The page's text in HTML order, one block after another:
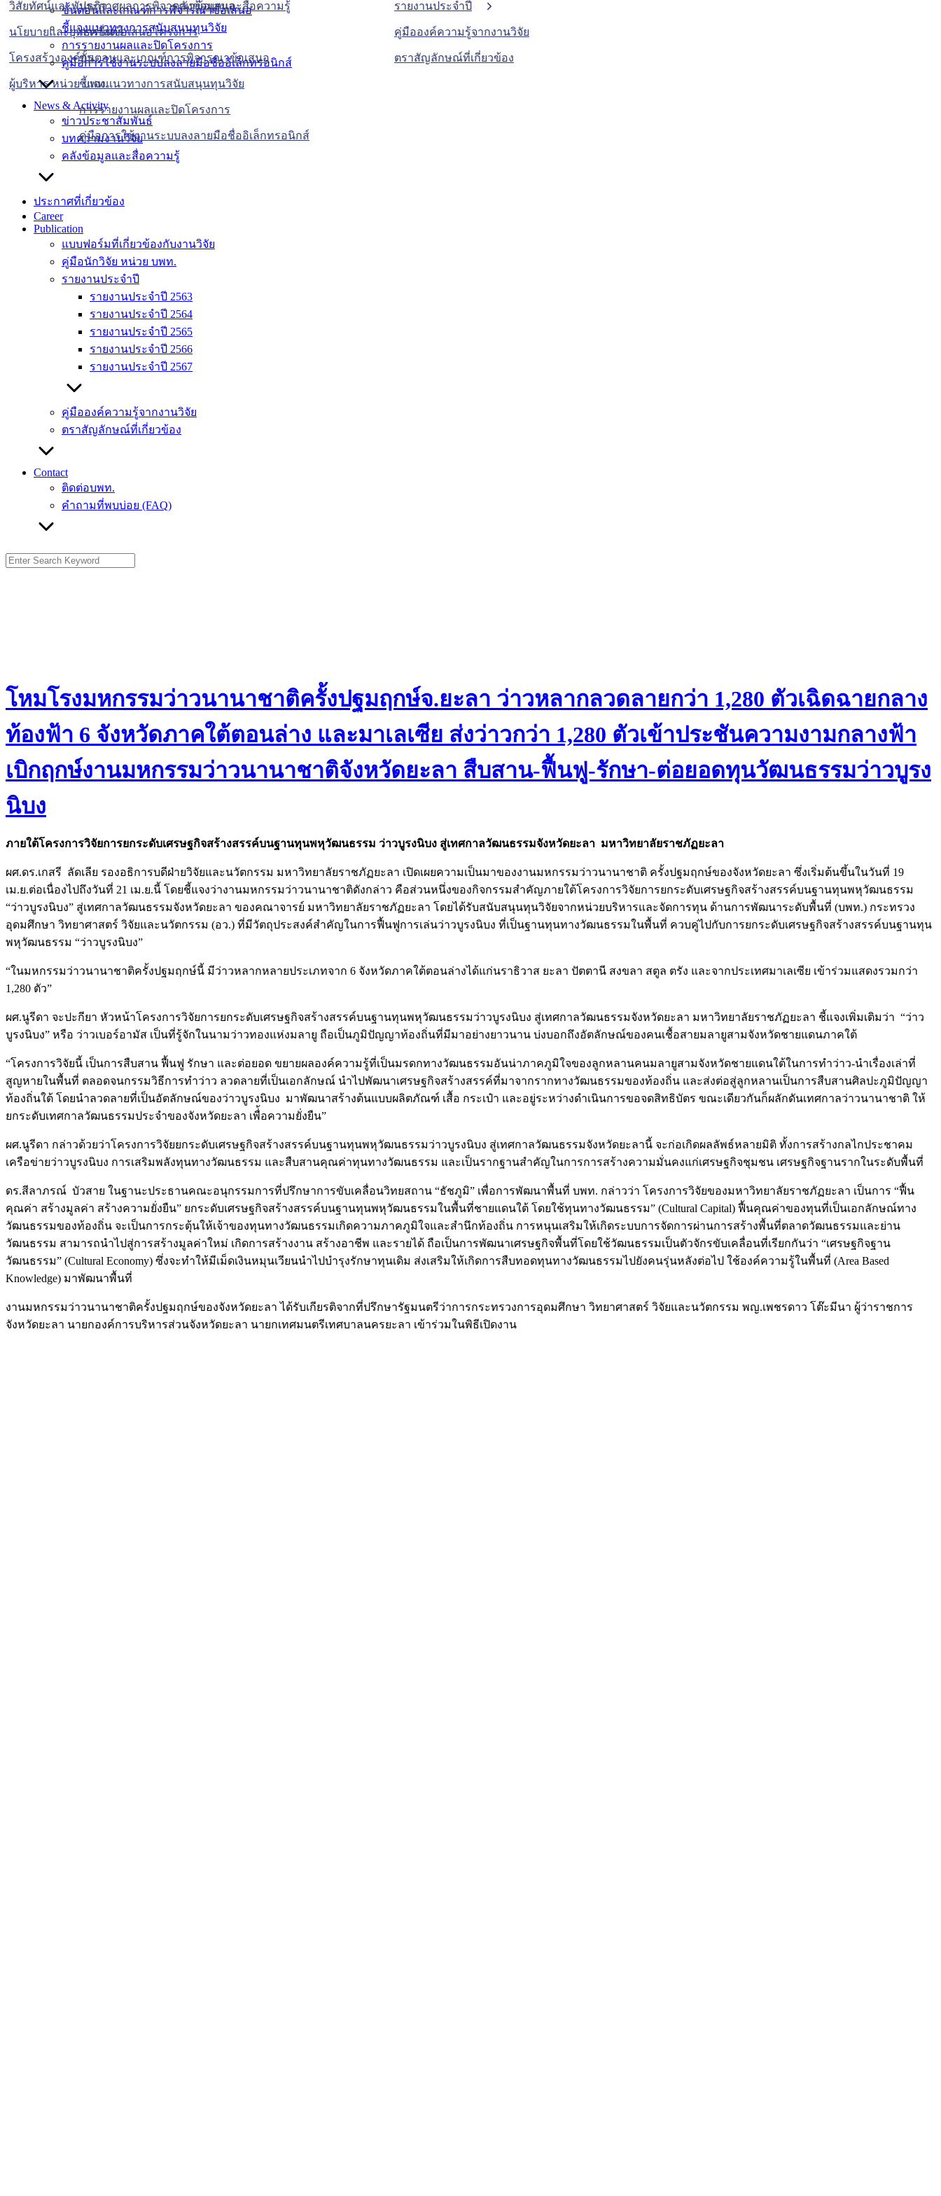
วิสัยทัศน์และพันธกิจ
นโยบายและยุทธศาสตร์
โครงสร้างองค์กร
ผู้บริหาร หน่วย บพท.
ประกาศผลการพิจารณาข้อเสนอ
การยื่นข้อเสนอโครงการ
ขั้นตอนและเกณฑ์การพิจารณาข้อเสนอ
ชี้แจงแนวทางการสนับสนุนทุนวิจัย
การรายงานผลและปิดโครงการ
คู่มือการใช้งานระบบลงลายมือชื่ออิเล็กทรอนิกส์
คลังข้อมูลและสื่อความรู้ รายงานประจำปี
คู่มือองค์ความรู้จากงานวิจัย
ตราสัญลักษณ์ที่เกี่ยวข้อง
ขั้นตอนและเกณฑ์การพิจารณาข้อเสนอ
ชี้แจงแนวทางการสนับสนุนทุนวิจัย
การรายงานผลและปิดโครงการ
คู่มือการใช้งานระบบลงลายมือชื่ออิเล็กทรอนิกส์
News & Activity
ข่าวประชาสัมพันธ์
บทความงานวิจัย
คลังข้อมูลและสื่อความรู้
ประกาศที่เกี่ยวข้อง
Career
Publication
แบบฟอร์มที่เกี่ยวข้องกับงานวิจัย
คู่มือนักวิจัย หน่วย บพท.
รายงานประจำปี
รายงานประจำปี 2563
รายงานประจำปี 2564
รายงานประจำปี 2565
รายงานประจำปี 2566
รายงานประจำปี 2567
คู่มือองค์ความรู้จากงานวิจัย
ตราสัญลักษณ์ที่เกี่ยวข้อง
Contact
ติดต่อบพท.
คำถามที่พบบ่อย (FAQ)
โหมโรงมหกรรมว่าวนานาชาติครั้งปฐมฤกษ์จ.ยะลา ว่าวหลากลวดลายกว่า 1,280 ตัวเฉิดฉายกลาง
ท้องฟ้า 6 จังหวัดภาคใต้ตอนล่าง และมาเลเซีย ส่งว่าวกว่า 1,280 ตัวเข้าประชันความงามกลางฟ้า
เบิกฤกษ์งานมหกรรมว่าวนานาชาติจังหวัดยะลา สืบสาน-ฟื้นฟู-รักษา-ต่อยอดทุนวัฒนธรรมว่าวบูรง
นิบง
ภายใต้โครงการวิจัยการยกระดับเศรษฐกิจสร้างสรรค์บนฐานทุนพหุวัฒนธรรม ว่าวบูรงนิบง สู่เทศกาลวัฒนธรรมจังหวัดยะลา มหาวิทยาลัยราชภัฏยะลา
ผศ.ดร.เกสรี ลัดเลีย รองอธิการบดีฝ่ายวิจัยและนวัตกรรม มหาวิทยาลัยราชภัฏยะลา เปิดเผยความเป็นมาของงานมหกรรมว่าวนานาชาติ ครั้งปฐมฤกษ์ของจังหวัดยะลา ซึ่งเริ่มต้นขึ้นในวันที่ 19
เม.ย.ต่อเนื่องไปถึงวันที่ 21 เม.ย.นี้ โดยชี้แจงว่างานมหกรรมว่าวนานาชาติดังกล่าว คือส่วนหนึ่งของกิจกรรมสำคัญภายใต้โครงการวิจัยการยกระดับเศรษฐกิจสร้างสรรค์บนฐานทุนพหุวัฒนธรรม
“ว่าวบูรงนิบง” สู่เทศกาลวัฒนธรรมจังหวัดยะลา ของคณาจารย์ มหาวิทยาลัยราชภัฏยะลา โดยได้รับสนับสนุนทุนวิจัยจากหน่วยบริหารและจัดการทุน ด้านการพัฒนาระดับพื้นที่ (บพท.) กระทรวง
อุดมศึกษา วิทยาศาสตร์ วิจัยและนวัตกรรม (อว.) ที่มีวัตถุประสงค์สำคัญในการฟื้นฟูการเล่นว่าวบูรงนิบง ที่เป็นฐานทุนทางวัฒนธรรมในพื้นที่ ควบคู่ไปกับการยกระดับเศรษฐกิจสร้างสรรค์บนฐานทุน
พหุวัฒนธรรม “ว่าวบูรงนิบง”
“ในมหกรรมว่าวนานาชาติครั้งปฐมฤกษ์นี้ มีว่าวหลากหลายประเภทจาก 6 จังหวัดภาคใต้ตอนล่างได้แก่นราธิวาส ยะลา ปัตตานี สงขลา สตูล ตรัง และจากประเทศมาเลเซีย เข้าร่วมแสดงรวมกว่า
1,280 ตัว”
ผศ.นูรีดา จะปะกียา หัวหน้าโครงการวิจัยการยกระดับเศรษฐกิจสร้างสรรค์บนฐานทุนพหุวัฒนธรรมว่าวบูรงนิบง สู่เทศกาลวัฒนธรรมจังหวัดยะลา มหาวิทยาลัยราชภัฏยะลา ชี้แจงเพิ่มเติมว่า “ว่าว
บูรงนิบง” หรือ ว่าวเบอร์อามัส เป็นที่รู้จักในนามว่าวทองแห่งมลายู ถือเป็นภูมิปัญญาท้องถิ่นที่มีมาอย่างยาวนาน บ่งบอกถึงอัตลักษณ์ของคนเชื้อสายมลายูสามจังหวัดชายแดนภาคใต้
“โครงการวิจัยนี้ เป็นการสืบสาน ฟื้นฟู รักษา และต่อยอด ขยายผลองค์ความรู้ที่เป็นมรดกทางวัฒนธรรมอันน่าภาคภูมิใจของลูกหลานคนมลายูสามจังหวัดชายแดนใต้ในการทำว่าว-นำเรื่องเล่าที่
สูญหายในพื้นที่ ตลอดจนกรรมวิธีการทำว่าว ลวดลายที่เป็นเอกลักษณ์ นำไปพัฒนาเศรษฐกิจสร้างสรรค์ที่มาจากรากทางวัฒนธรรมของท้องถิ่น และส่งต่อสู่ลูกหลานเป็นการสืบสานศิลปะภูมิปัญญา
ท้องถิ่นใต้ โดยนำลวดลายที่เป็นอัตลักษณ์ของว่าวบูรงนิบง มาพัฒนาสร้างต้นแบบผลิตภัณฑ์ เสื้อ กระเป๋า และอยู่ระหว่างดำเนินการขอจดสิทธิบัตร ขณะเดียวกันก็ผลักดันเทศกาลว่าวนานาชาติ ให้
ยกระดับเทศกาลวัฒนธรรมประจำของจังหวัดยะลา เพื่้อความยั่งยืน”
ผศ.นูรีดา กล่าวด้วยว่าโครงการวิจัยยกระดับเศรษฐกิจสร้างสรรค์บนฐานทุนพหุวัฒนธรรมว่าวบูรงนิบง สู่เทศกาลวัฒนธรรมจังหวัดยะลานี้ จะก่อเกิดผลลัพธ์หลายมิติ ทั้งการสร้างกลไกประชาคม
เครือข่ายว่าวบูรงนิบง การเสริมพลังทุนทางวัฒนธรรม และสืบสานคุณค่าทุนทางวัฒนธรรม และเป็นรากฐานสำคัญในการการสร้างความมั่นคงแก่เศรษฐกิจชุมชน เศรษฐกิจฐานรากในระดับพื้นที่
ดร.สีลาภรณ์ บัวสาย ในฐานะประธานคณะอนุกรรมการที่ปรึกษาการขับเคลื่อนวิทยสถาน “ธัชภูมิ” เพื่อการพัฒนาพื้นที่ บพท. กล่าวว่า โครงการวิจัยของมหาวิทยาลัยราชภัฏยะลา เป็นการ “ฟื้น
คุณค่า สร้างมูลค่า สร้างความยั่งยืน” ยกระดับเศรษฐกิจสร้างสรรค์บนฐานทุนพหุวัฒนธรรมในพื้นที่ชายแดนใต้ โดยใช้ทุนทางวัฒนธรรม” (Cultural Capital) ฟื้นคุณค่าของทุนที่เป็นเอกลักษณ์ทาง
วัฒนธรรมของท้องถิ่น จะเป็นการกระตุ้นให้เจ้าของทุนทางวัฒนธรรมเกิดความภาคภูมิใจและสำนึกท้องถิ่น การหนุนเสริมให้เกิดระบบการจัดการผ่านการสร้างพื้นที่ตลาดวัฒนธรรมและย่าน
วัฒนธรรม สามารถนำไปสู่การสร้างมูลค่าใหม่ เกิดการสร้างงาน สร้างอาชีพ และรายได้ ถือเป็นการพัฒนาเศรษฐกิจพื้นที่โดยใช้วัฒนธรรมเป็นตัวจักรขับเคลื่อนที่เรียกกันว่า “เศรษฐกิจฐาน
วัฒนธรรม” (Cultural Economy) ซึ่งจะทำให้มีเม็ดเงินหมุนเวียนนำไปบำรุงรักษาทุนเดิม ส่งเสริมให้เกิดการสืบทอดทุนทางวัฒนธรรมไปยังคนรุ่นหลังต่อไป ใช้องค์ความรู้ในพื้นที่ (Area Based
Knowledge) มาพัฒนาพื้นที่
งานมหกรรมว่าวนานาชาติครั้งปฐมฤกษ์ของจังหวัดยะลา ได้รับเกียรติจากที่ปรึกษารัฐมนตรีว่าการกระทรวงการอุดมศึกษา วิทยาศาสตร์ วิจัยและนวัตกรรม พญ.เพชรดาว โต๊ะมีนา ผู้ว่าราชการ
จังหวัดยะลา นายกองค์การบริหารส่วนจังหวัดยะลา นายกเทศมนตรีเทศบาลนครยะลา เข้าร่วมในพิธีเปิดงาน